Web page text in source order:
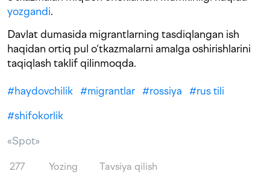
yozgandi.
Davlat dumasida migrantlarning tasdiqlangan ish
haqidan ortiq pul o‘tkazmalarni amalga oshirishlarini
taqiqlash taklif qilinmoqda.
#haydovchilik #migrantlar #rossiya #rus tili
#shifokorlik
«Spot»
277 Yozing Tavsiya qilish